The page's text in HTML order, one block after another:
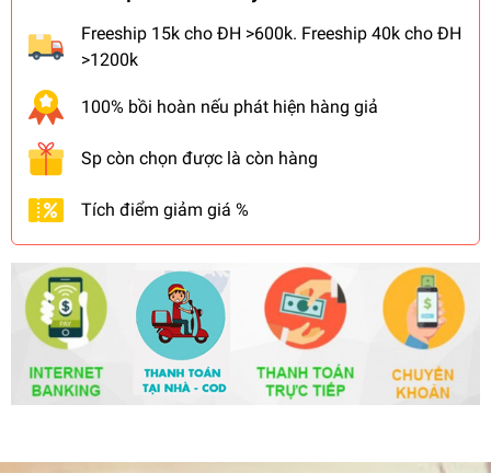
Freeship 15k cho ĐH >600k. Freeship 40k cho ĐH
>1200k
100% bồi hoàn nếu phát hiện hàng giả
Sp còn chọn được là còn hàng
Tích điểm giảm giá %